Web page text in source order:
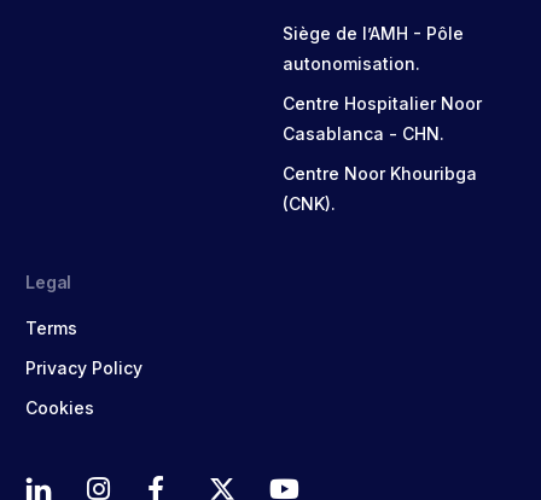
Siège de l’AMH - Pôle
autonomisation.
Centre Hospitalier Noor
Casablanca - CHN.
Centre Noor Khouribga
(CNK).
Legal
Terms
Privacy Policy
Cookies